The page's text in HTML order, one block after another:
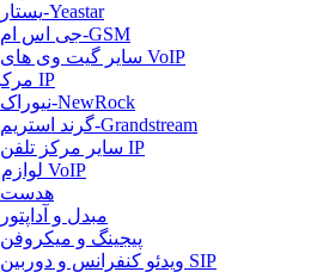
یستار-Yeastar
جی اس ام-GSM
سایر گیت وی های VoIP
مرکز تلفن IP
نیوراک-NewRock
گرند استریم-Grandstream
سایر مرکز تلفن IP
لوازم جانبی VoIP
هدست
مبدل و آداپتور
پیجینگ و میکروفن
ویدئو کنفرانس و دوربین SIP